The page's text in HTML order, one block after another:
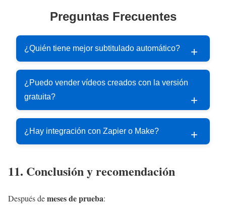
Preguntas Frecuentes
¿Quién tiene mejor subtitulado automático?
¿Puedo vender vídeos creados con la versión
gratuita?
¿Hay integración con Zapier o Make?
11. Conclusión y recomendación
Después demeses de prueba: